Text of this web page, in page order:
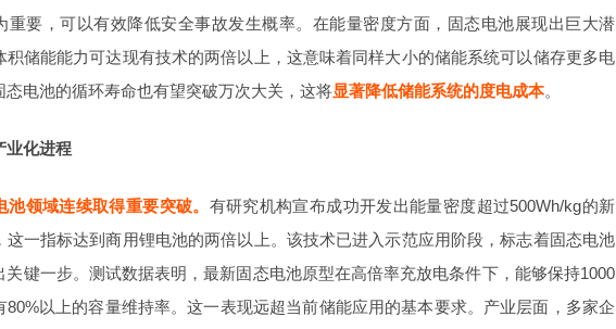
重要，可以有效降低安全事故发生概率。在能量密度方面，固态电池展现出巨大潜
积储能能力可达现有技术的两倍以上，这意味着同样大小的储能系统可以储存更多电
态电池的循环寿命也有望突破万次大关，这将显著降低储能系统的度电成本。
业化进程
池领域连续取得重要突破。 有研究机构宣布成功开发出能量密度超过500Wh/kg的新
这一指标达到商用锂电池的两倍以上。该技术已进入示范应用阶段，标志着固态电池
关键一步。测试数据表明，最新固态电池原型在高倍率充放电条件下，能够保持1000
80%以上的容量维持率。这一表现远超当前储能应用的基本要求。产业层面，多家企